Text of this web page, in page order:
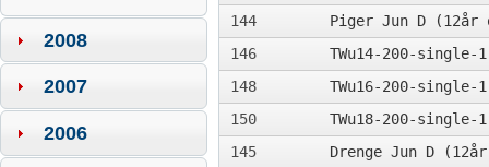
2008
2007
2006
144
Piger Jun D (12år
146
TWu14-200-single-1
148
TWu16-200-single-1
150
TWu18-200-single-1
145
Drenge Jun D